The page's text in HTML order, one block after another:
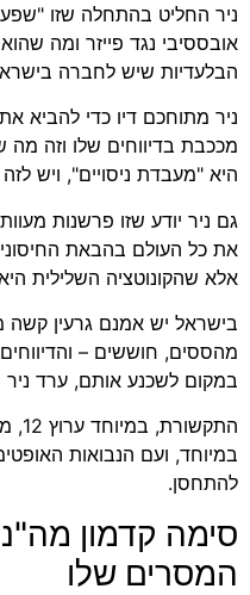
ניר החליט בהתחלה שזו
אובססיבי נגד פייזר ומה
הבלעדיות שיש לחברה
ניר מתוחכם דיו כדי
היא "מעבדת ניסויים", ויש
גם ניר יודע שזו פרשנות
את כל העולם בהבאת
אלא שהקונוטציה השלילית
בישראל יש אמנם גרעין קשה
מהססים, חוששים –
במקום לשכנע אותם, ערד
במיוחד, ועם הנבואות
להתחסן.
המסרים שלו